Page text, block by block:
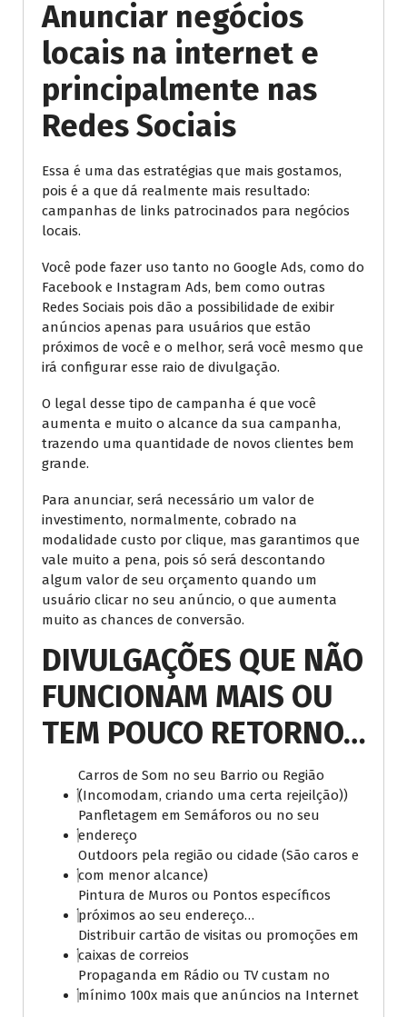
Anunciar negócios
locais na internet e
principalmente nas
Redes Sociais
Essa é uma das estratégias que mais gostamos,
pois é a que dá realmente mais resultado:
campanhas de links patrocinados para negócios
locais.
Você pode fazer uso tanto no Google Ads, como do
Facebook e Instagram Ads, bem como outras
Redes Sociais pois dão a possibilidade de exibir
anúncios apenas para usuários que estão
próximos de você e o melhor, será você mesmo que
irá configurar esse raio de divulgação.
O legal desse tipo de campanha é que você
aumenta e muito o alcance da sua campanha,
trazendo uma quantidade de novos clientes bem
grande.
Para anunciar, será necessário um valor de
investimento, normalmente, cobrado na
modalidade custo por clique, mas garantimos que
vale muito a pena, pois só será descontando
algum valor de seu orçamento quando um
usuário clicar no seu anúncio, o que aumenta
muito as chances de conversão.
DIVULGAÇÕES QUE NÃO
FUNCIONAM MAIS OU
TEM POUCO RETORNO…
Carros de Som no seu Barrio ou Região
(Incomodam, criando uma certa rejeilção))
Panfletagem em Semáforos ou no seu
endereço
Outdoors pela região ou cidade (São caros e
com menor alcance)
Pintura de Muros ou Pontos específicos
próximos ao seu endereço…
Distribuir cartão de visitas ou promoções em
caixas de correios
Propaganda em Rádio ou TV custam no
mínimo 100x mais que anúncios na Internet